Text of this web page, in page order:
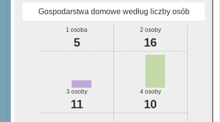
Gospodarstwa domowe według liczby osób
1 osoba
5
2 osoby
16
3 osoby
11
4 osoby
10